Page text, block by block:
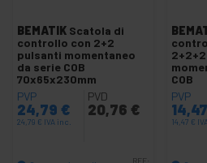
BEMATIK Scatola di
controllo con 2+2
pulsanti momentaneo
da serie COB
70x65x230mm
PVP
24,79 €
24,79 € IVA inc.
PVD
20,76 €
REF:
COB
PVP
14,47
14,47 €